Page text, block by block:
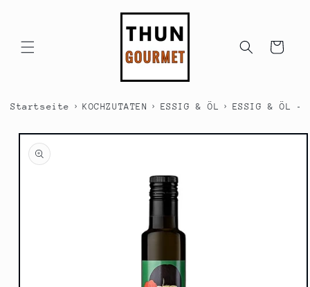
Warenkorb
Startseite › KOCHZUTATEN › ESSIG & ÖL › ESSIG & ÖL -